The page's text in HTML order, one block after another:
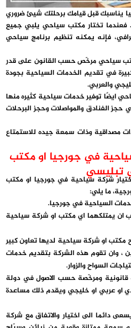
يناسبك قبل قيامك برحلتك شيئ ضروري
تختار مكتب سياحي يلبي جميع
فإنه يمكنه تنظيم برنامج سياحي
سياحي مرخّص حسب القانون على قدر
في تقديم الخدمات السياحية بجودة
والعربي.
ايضًا توفير خدمات سياحية كثيره منها
الفنادق والمواصلات وحجز البرحلات
مصداقية وذات سمعة جيده للاستمتاع
في جورجيا او مكتب
تبليسيشركة سياحية في جورجيا او مكتب
ما يلي:
السياحية في جورجيا.
ان يمتلكهما اي مكتب او شركة سياحية
مكتب او شركة سياحية لديها تعاون كبير
، وان تقوم هذه الشركة بتقديم خدمات
السواح والزوار.
قانونية ومرخّصة حسب الاصول في دولة
او عربي او خليجي ويقدم ذلك مساعدة
دائما الى اختيار والاتفاق مع شركة